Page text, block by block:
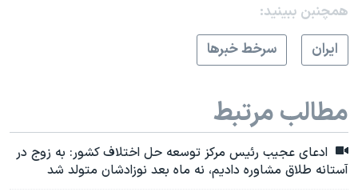
همچنبن ببینید:
ايران
سرخط خبرها
مطالب مرتبط
ادعای عجیب رئیس مرکز توسعه حل اختلاف کشور: به زوج در
آستانه طلاق مشاوره دادیم، نه ماه بعد نوزادشان متولد شد